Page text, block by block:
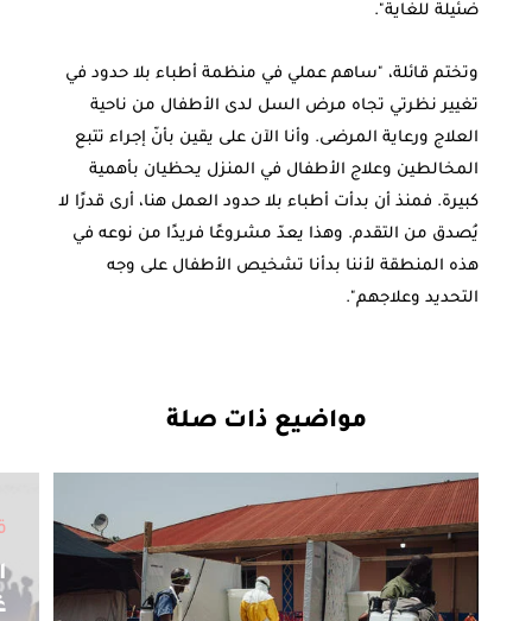
ضئيلة للغاية".
وتختم قائلة، "ساهم عملي في منظمة أطباء بلا حدود في
تغيير نظرتي تجاه مرض السل لدى الأطفال من ناحية
العلاج ورعاية المرضى. وأنا الآن على يقين بأنّ إجراء تتبع
المخالطين وعلاج الأطفال في المنزل يحظيان بأهمية
كبيرة. فمنذ أن بدأت أطباء بلا حدود العمل هنا، أرى قدرًا لا
يُصدق من التقدم. وهذا يعدّ مشروعًا فريدًا من نوعه في
هذه المنطقة لأننا بدأنا تشخيص الأطفال على وجه
التحديد وعلاجهم".
مواضيع ذات صلة